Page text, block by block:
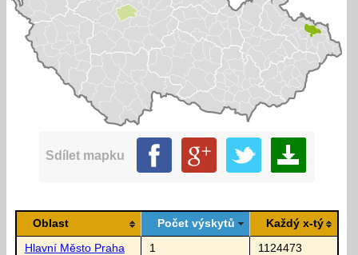
Sdílet mapku
Oblast Počet výskytů Každý x-tý
Hlavní Město Praha 1 1124473